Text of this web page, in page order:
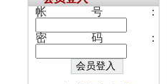
帐号：
密码：